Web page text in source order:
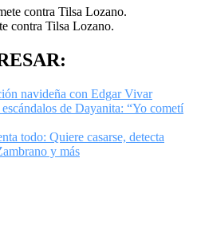
contra Tilsa Lozano.
navideña con Edgar Vivar
de Dayanita: “Yo cometí
todo: Quiere casarse, detecta
y más